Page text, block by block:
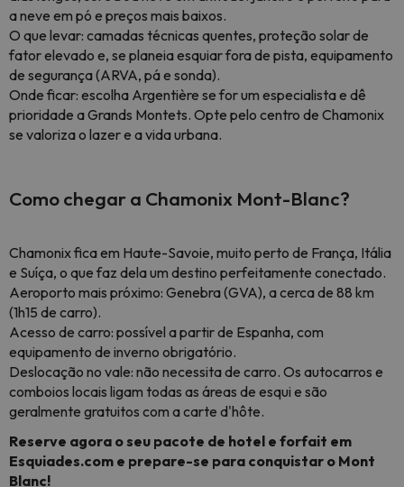
a neve em pó e preços mais baixos.
O que levar: camadas técnicas quentes, proteção solar de
fator elevado e, se planeia esquiar fora de pista, equipamento
de segurança (ARVA, pá e sonda).
Onde ficar: escolha Argentière se for um especialista e dê
prioridade a Grands Montets. Opte pelo centro de Chamonix
se valoriza o lazer e a vida urbana.
Como chegar a Chamonix Mont-Blanc?
Chamonix fica em Haute-Savoie, muito perto de França, Itália
e Suíça, o que faz dela um destino perfeitamente conectado.
Aeroporto mais próximo: Genebra (GVA), a cerca de 88 km
(1h15 de carro).
Acesso de carro: possível a partir de Espanha, com
equipamento de inverno obrigatório.
Deslocação no vale: não necessita de carro. Os autocarros e
comboios locais ligam todas as áreas de esqui e são
geralmente gratuitos com a carte d'hôte.
Reserve agora o seu pacote de hotel e forfait em
Esquiades.com e prepare-se para conquistar o Mont
Blanc!